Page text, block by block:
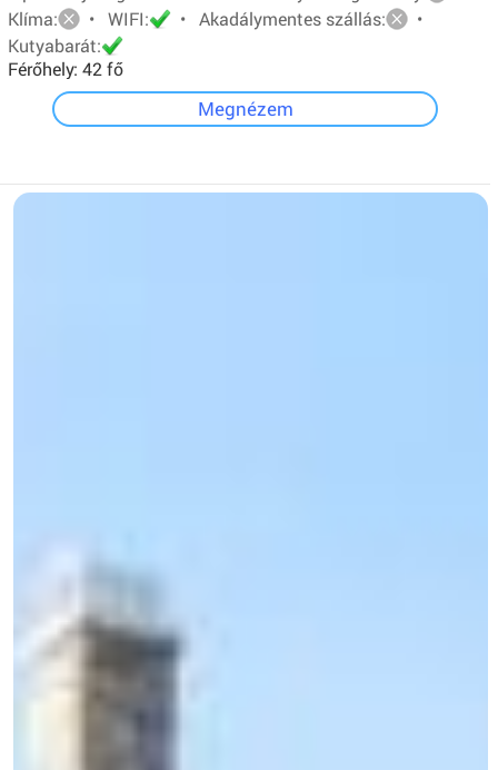
Klíma:
• WIFI: • Akadálymentes szállás:
•
Kutyabarát:
Férőhely: 42 fő
Megnézem